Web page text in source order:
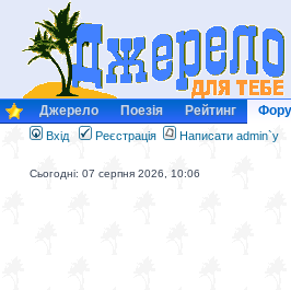
Джерело Поезія Рейтинг
Вхід Реєстрація Написати admin`у
Сьогодні: 07 серпня 2026, 10:06